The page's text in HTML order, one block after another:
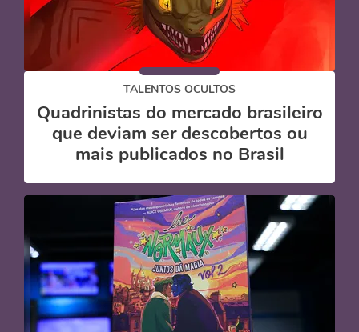
TALENTOS OCULTOS
Quadrinistas do mercado brasileiro
que deviam ser descobertos ou
mais publicados no Brasil